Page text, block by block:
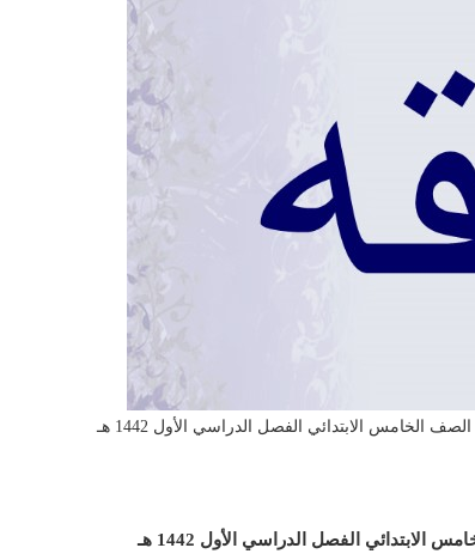
الخامس الابتدائي الفصل الدراسي الأول 1442 هـ
الابتدائي الفصل الدراسي الأول 1442 هـ